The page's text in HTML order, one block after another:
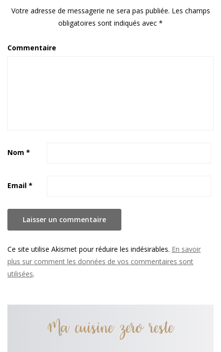
Votre adresse de messagerie ne sera pas publiée. Les champs
obligatoires sont indiqués avec *
Commentaire
Nom *
Email *
Ce site utilise Akismet pour réduire les indésirables. En savoir
plus sur comment les données de vos commentaires sont
utilisées.
Ma cuisine zero reste